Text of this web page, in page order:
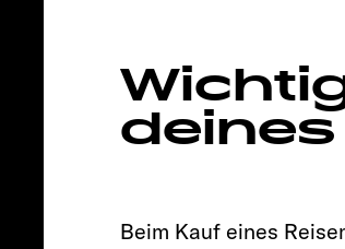
Beim Kauf eines